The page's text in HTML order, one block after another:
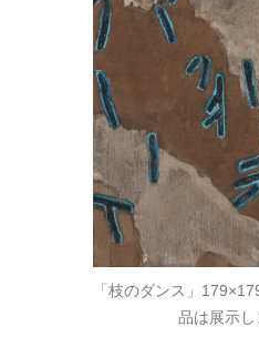
「枝のダンス」
品は展示し